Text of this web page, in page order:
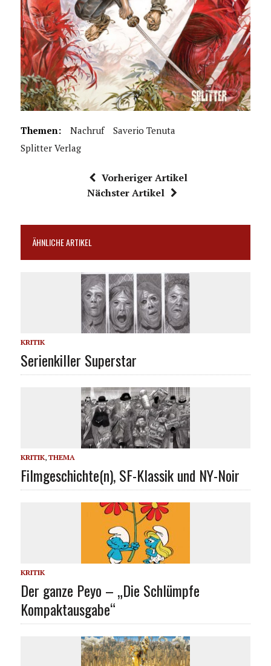
Themen: Nachruf
Saverio Tenuta
Splitter Verlag
Vorheriger Artikel
Nächster Artikel
ÄHNLICHE ARTIKEL
KRITIK
Serienkiller Superstar
KRITIK, THEMA
Filmgeschichte(n), SF-Klassik und NY-Noir
KRITIK
Der ganze Peyo – „Die Schlümpfe
Kompaktausgabe“